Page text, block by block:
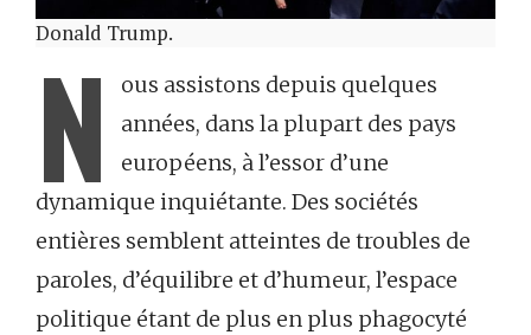
Donald Trump.
N
ous assistons depuis quelques
années, dans la plupart des pays
européens, à l’essor d’une
dynamique inquiétante. Des sociétés
entières semblent atteintes de troubles de
paroles, d’équilibre et d’humeur, l’espace
politique étant de plus en plus phagocyté